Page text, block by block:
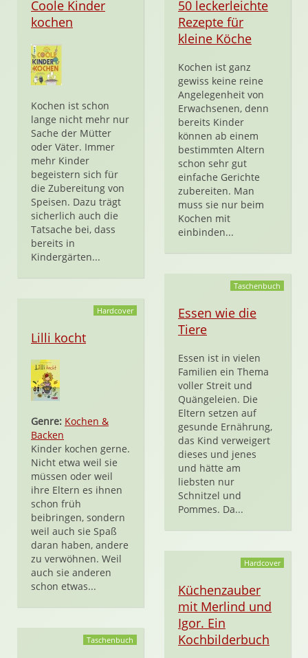
Coole Kinder
kochen
Kochen ist schon
lange nicht mehr nur
Sache der Mütter
oder Väter. Immer
mehr Kinder
begeistern sich für
die Zubereitung von
Speisen. Dazu trägt
sicherlich auch die
Tatsache bei, dass
bereits in
Kindergärten...
50 leckerleichte
Rezepte für
kleine Köche
Kochen ist ganz
gewiss keine reine
Angelegenheit von
Erwachsenen, denn
bereits Kinder
können ab einem
bestimmten Altern
schon sehr gut
einfache Gerichte
zubereiten. Man
muss sie nur beim
Kochen mit
einbinden...
Hardcover
Lilli kocht
Genre: Kochen &
Backen
Kinder kochen gerne.
Nicht etwa weil sie
müssen oder weil
ihre Eltern es ihnen
schon früh
beibringen, sondern
weil auch sie Spaß
daran haben, andere
zu verwöhnen. Weil
auch sie anderen
schon etwas...
Taschenbuch
Essen wie die
Tiere
Essen ist in vielen
Familien ein Thema
voller Streit und
Quängeleien. Die
Eltern setzen auf
gesunde Ernährung,
das Kind verweigert
dieses und jenes
und hätte am
liebsten nur
Schnitzel und
Pommes. Da...
Taschenbuch
Hardcover
Küchenzauber
mit Merlind und
Igor. Ein
Kochbilderbuch